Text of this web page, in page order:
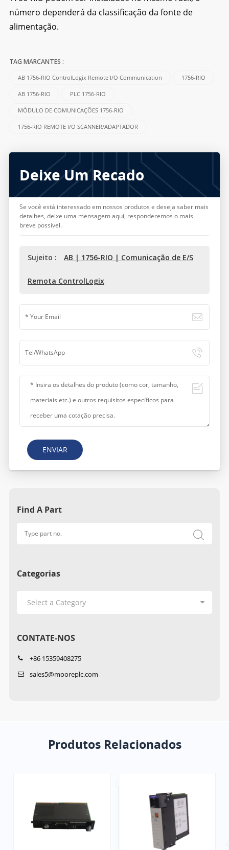
número dependerá da classificação da fonte de
alimentação.
TAG MARCANTES :
AB 1756-RIO ControlLogix Remote I/O Communication 1756-RIO
AB 1756-RIO PLC 1756-RIO
MÓDULO DE COMUNICAÇÕES 1756-RIO
1756-RIO REMOTE I/O SCANNER/ADAPTADOR
Deixe Um Recado
Se você está interessado em nossos produtos e deseja saber mais
detalhes, deixe uma mensagem aqui, responderemos o mais
breve possível.
Sujeito : AB | 1756-RIO | Comunicação de E/S
Remota ControlLogix
ENVIAR
Find A Part
Categorias
CONTATE-NOS
+86 15359408275
sales5@mooreplc.com
Produtos Relacionados